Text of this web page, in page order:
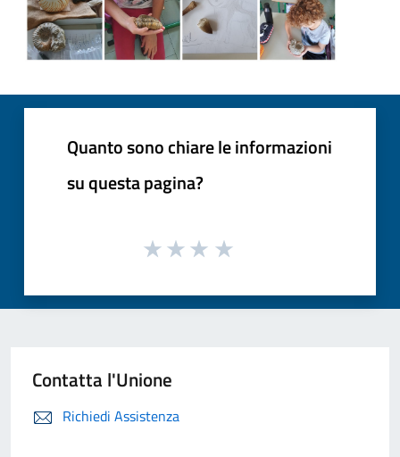
Quanto sono chiare le informazioni
su questa pagina?
Contatta l'Unione
Richiedi Assistenza